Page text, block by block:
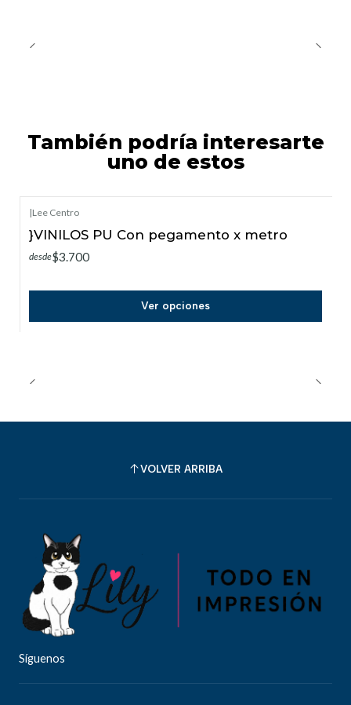
También podría interesarte
uno de estos
|Lee Centro
}VINILOS PU Con pegamento x metro
desde$3.700
Ver opciones
VOLVER ARRIBA
Síguenos